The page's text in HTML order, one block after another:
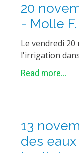
20
- Molle F.
Le vendredi
l'irrigation
Read more...
13
des